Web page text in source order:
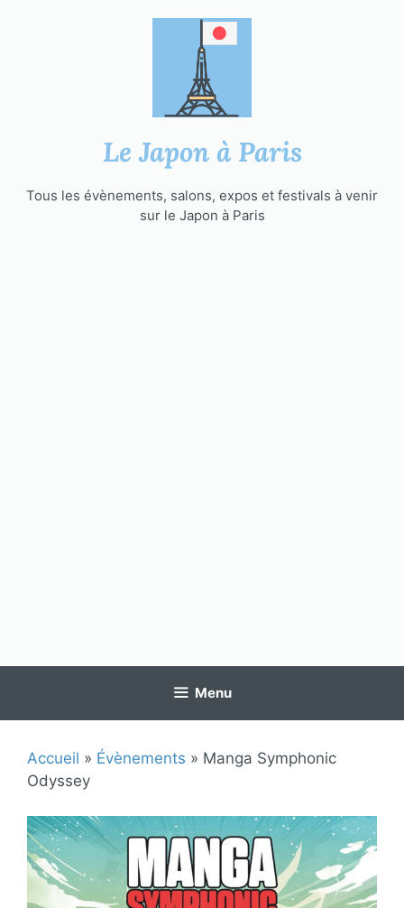
Le Japon à Paris
Tous les évènements, salons, expos et festivals à venir
sur le Japon à Paris
Menu
Accueil » Évènements » Manga Symphonic
Odyssey